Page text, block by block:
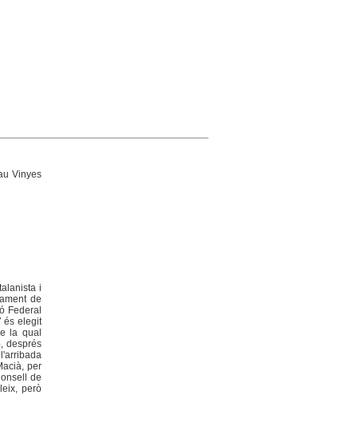
Vinyes
i
de
Federal
és elegit
la qual
després
per
de
però